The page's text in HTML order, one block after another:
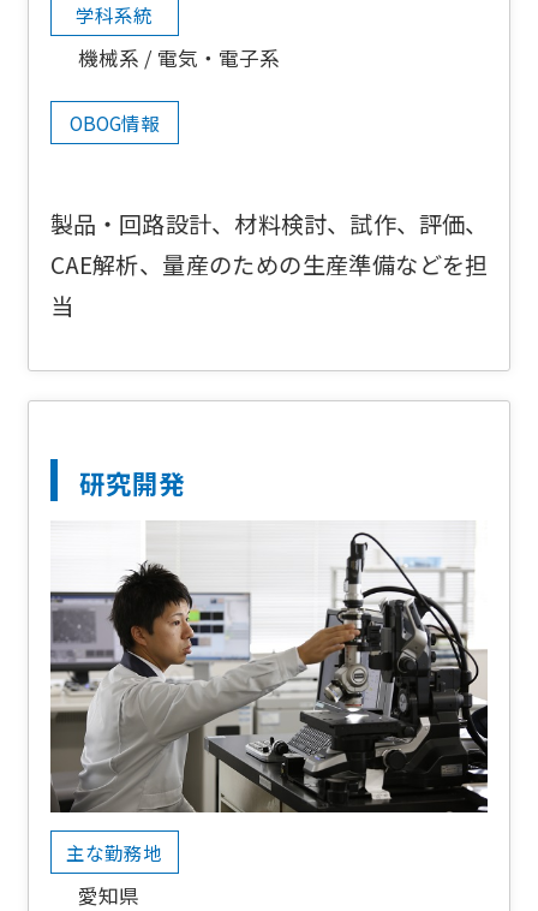
学科系統
機械系 電気・電子系
OBOG情報
製品・回路設計、材料検討、試作、評価、
CAE解析、量産のための生産準備などを担
当
研究開発
主な勤務地
愛知県